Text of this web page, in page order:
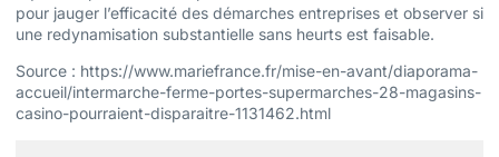
pour jauger l’efficacité des démarches entreprises et observer si
une redynamisation substantielle sans heurts est faisable.
Source : https://www.mariefrance.fr/mise-en-avant/diaporama-
accueil/intermarche-ferme-portes-supermarches-28-magasins-
casino-pourraient-disparaitre-1131462.html